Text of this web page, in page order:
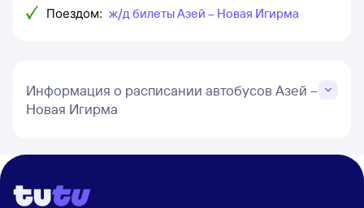
Поездом: ж/д билеты Азей – Новая Игирма
Информация о расписании автобусов Азей –
Новая Игирма